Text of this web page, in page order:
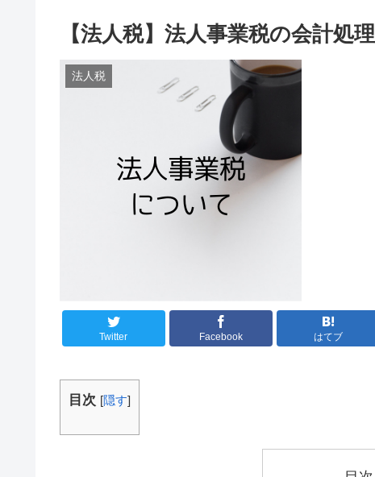
【法人税】法人事業税の会計処理
法人税
Twitter Facebook はてブ
目次 [隠す]